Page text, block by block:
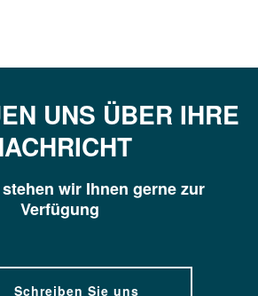
UNS ÜBER IHRE
wir Ihnen gerne zur
Verfügung
Schreiben Sie uns